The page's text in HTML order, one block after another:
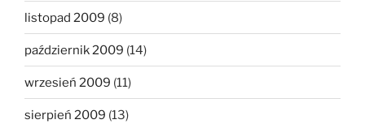
listopad 2009 (8)
październik 2009 (14)
wrzesień 2009 (11)
sierpień 2009 (13)